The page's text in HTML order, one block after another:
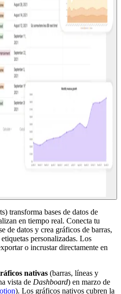
transforma bases de datos de
en tiempo real. Conecta tu
de datos y crea gráficos de barras,
personalizadas. Los
o incrustar directamente en
nativas (barras, líneas y
vista de Dashboard) en marzo de
). Los gráficos nativos cubren la